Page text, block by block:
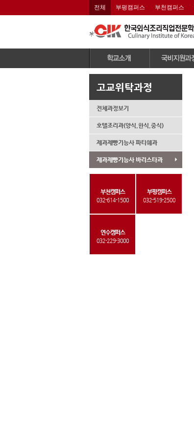
전체 부평캠퍼스 부천캠퍼스
연혁 및 수상내역
CIK 비전
CIK 교육특징
산학협력MOU
학교시설
학교강사안내
인재채용
제과제빵과정
커피과정
고교위탁과정
전체과정보기
호텔조리과(양식,한식,중식)
제과제빵기능사 파티쉐과
제과제빵기능사 바리스타과
부천캠퍼스
032-614-1500
부평캠퍼스
032-519-2500
연수캠퍼스
032-229-3000